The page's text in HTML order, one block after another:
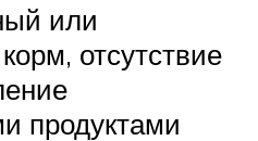
или
отсутствие
продуктами